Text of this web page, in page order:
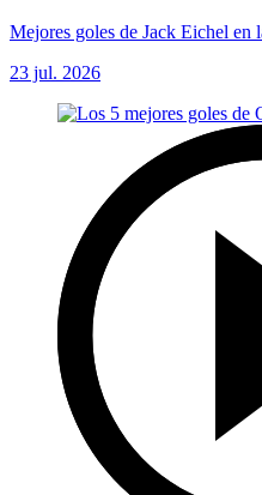
Mejores goles de Jack Eichel en
23 jul. 2026